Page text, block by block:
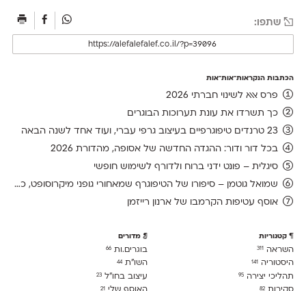
שתפו:
הכתבות הנקראות־אות־אות
פרס אאא לשינוי חברתי 2026
כך תשרדו את עונת תערוכות הבוגרים
23 טרנדים טיפוגרפיים בעיצוב גרפי עברי, ועוד אחד לשנה הבאה
בכל דור ודור: ההגדה החדשה של אסופה, מהדורת 2026
סיגלית – פונט ידני ברוח ולדורף לשימוש חופשי
שמואל גוטמן – סיפורו של הטיפוגרף שמאחורי גופני מיקרוסופט, כפי שנחשף בארכיון של נינתו
אוסף עטיפות הקרמבו של ארנון רייזמן
קטגוריות
השראה 311
היסטוריה 141
תהליכי יצירה 95
82
מדורים
בוגרים.ות66
השו״ת44
עיצוב בחו"ל23
21